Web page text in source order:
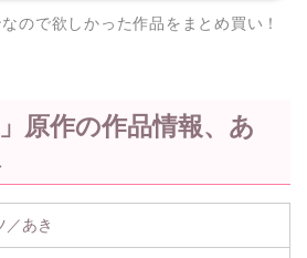
ので欲しかった作品をまとめ買い！
原作の作品情報、あ
／あき